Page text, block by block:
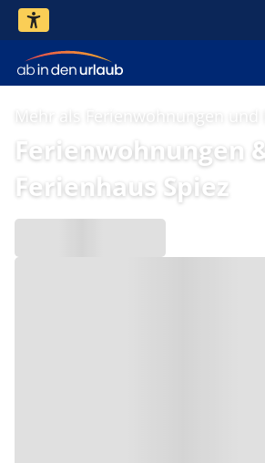
Mehr als Ferienwohnungen und
Ferienwohnungen
Ferienhaus Spiez